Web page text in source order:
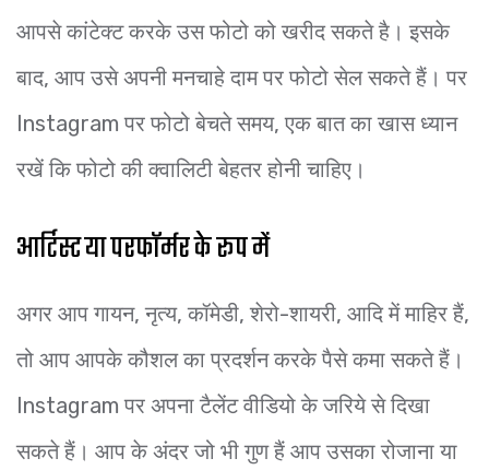
आपसे कांटेक्ट करके उस फोटो को खरीद सकते है। इसके
बाद, आप उसे अपनी मनचाहे दाम पर फोटो सेल सकते हैं। पर
Instagram पर फोटो बेचते समय, एक बात का खास ध्यान
रखें कि फोटो की क्वालिटी बेहतर होनी चाहिए।
आर्टिस्ट या परफॉर्मर के रूप में
अगर आप गायन, नृत्य, कॉमेडी, शेरो-शायरी, आदि में माहिर हैं,
तो आप आपके कौशल का प्रदर्शन करके पैसे कमा सकते हैं।
Instagram पर अपना टैलेंट वीडियो के जरिये से दिखा
सकते हैं। आप के अंदर जो भी गुण हैं आप उसका रोजाना या